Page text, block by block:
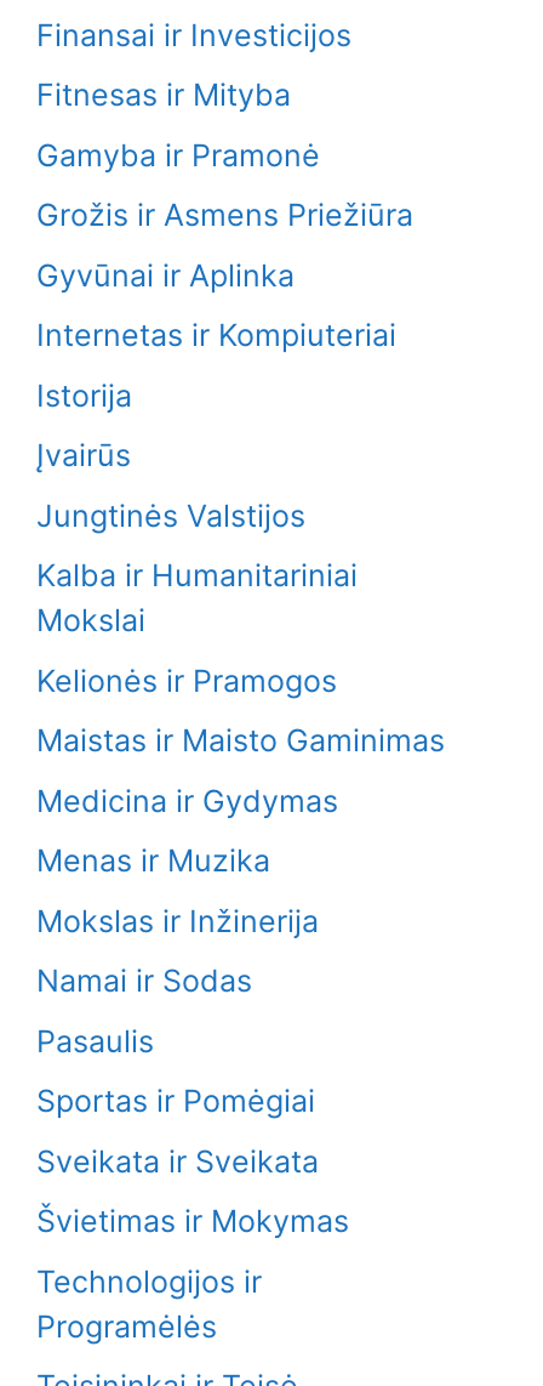
Finansai ir Investicijos
Fitnesas ir Mityba
Gamyba ir Pramonė
Grožis ir Asmens Priežiūra
Gyvūnai ir Aplinka
Internetas ir Kompiuteriai
Istorija
Įvairūs
Jungtinės Valstijos
Kalba ir Humanitariniai
Mokslai
Kelionės ir Pramogos
Maistas ir Maisto Gaminimas
Medicina ir Gydymas
Menas ir Muzika
Mokslas ir Inžinerija
Namai ir Sodas
Pasaulis
Sportas ir Pomėgiai
Sveikata ir Sveikata
Švietimas ir Mokymas
Technologijos ir
Programėlės